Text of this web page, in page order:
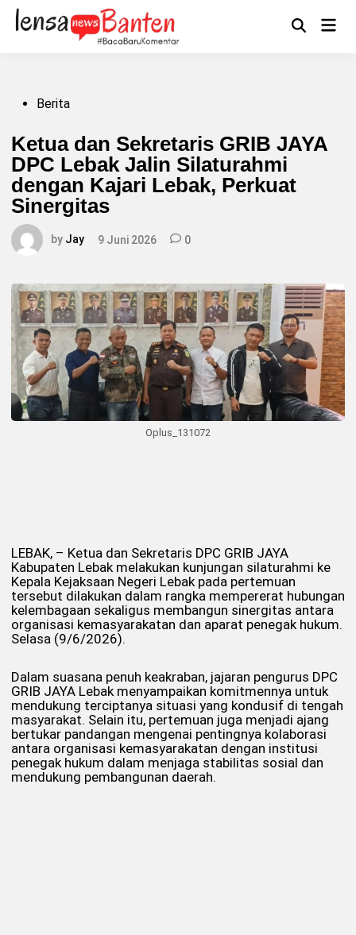
Skip
content
OpenMain
PostedBerita
Ketua dan Sekretaris GRIB JAYA
DPC Lebak Jalin Silaturahmi
dengan Kajari Lebak, Perkuat
Sinergitas
by Jay 9 Juni 2026 0
Oplus_131072
LEBAK, – Ketua dan Sekretaris DPC GRIB JAYA
Kabupaten Lebak melakukan kunjungan silaturahmi ke
Kepala Kejaksaan Negeri Lebak pada pertemuan
tersebut dilakukan dalam rangka mempererat hubungan
kelembagaan sekaligus membangun sinergitas antara
organisasi kemasyarakatan dan aparat penegak hukum.
Selasa (9/6/2026).
Dalam suasana penuh keakraban, jajaran pengurus DPC
GRIB JAYA Lebak menyampaikan komitmennya untuk
mendukung terciptanya situasi yang kondusif di tengah
masyarakat. Selain itu, pertemuan juga menjadi ajang
bertukar pandangan mengenai pentingnya kolaborasi
antara organisasi kemasyarakatan dengan institusi
penegak hukum dalam menjaga stabilitas sosial dan
mendukung pembangunan daerah.